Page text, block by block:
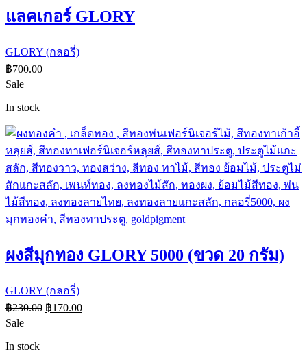
แลคเกอร์ GLORY
GLORY (กลอรี่)
฿700.00
Sale
In stock
ผงสีมุกทอง GLORY 5000 (ขวด 20 กรัม)
GLORY (กลอรี่)
฿230.00 ฿170.00
Sale
In stock